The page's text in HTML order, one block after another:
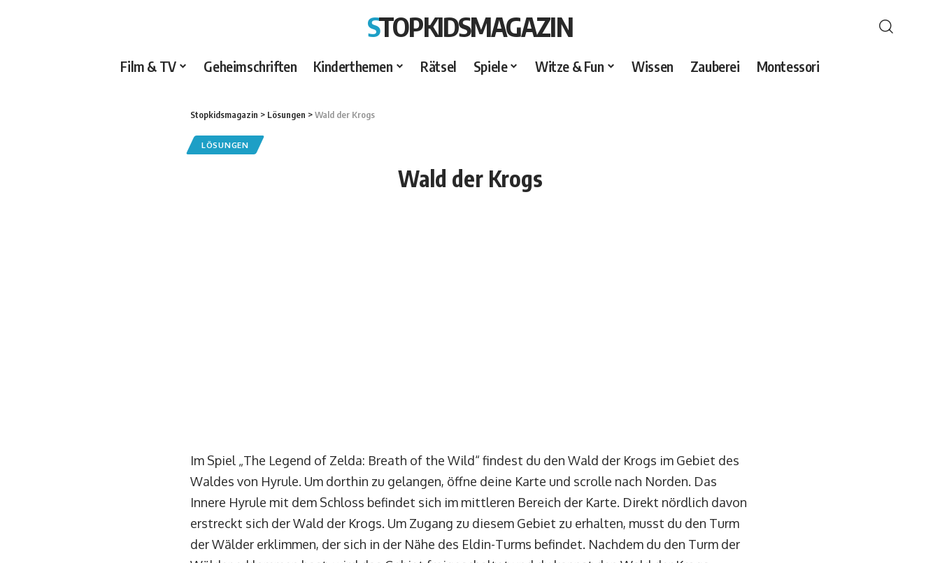
STOPKIDSMAGAZIN
Film & TV Geheimschriften Kinderthemen Rätsel Spiele Witze & Fun Wissen Zauberei Montessori
Stopkidsmagazin > Lösungen >Wald der Krogs
LÖSUNGEN
Wald der Krogs
Im Spiel „The Legend of Zelda: Breath of the Wild“ findest du den Wald der Krogs im Gebiet des
Waldes von Hyrule. Um dorthin zu gelangen, öffne deine Karte und scrolle nach Norden. Das
Innere Hyrule mit dem Schloss befindet sich im mittleren Bereich der Karte. Direkt nördlich davon
erstreckt sich der Wald der Krogs. Um Zugang zu diesem Gebiet zu erhalten, musst du den Turm
der Wälder erklimmen, der sich in der Nähe des Eldin-Turms befindet. Nachdem du den Turm der